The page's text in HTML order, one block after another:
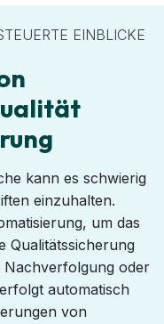
EINBLICKE
kann es schwierig
einzuhalten.
um das
Qualitätssicherung
Nachverfolgung oder
automatisch
von